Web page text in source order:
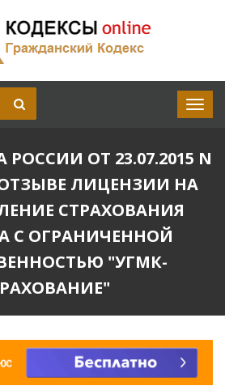
ОТ 23.07.2015 N
ЛИЦЕНЗИИ НА
СТРАХОВАНИЯ
С ОГРАНИЧЕННОЙ
"УГМК-